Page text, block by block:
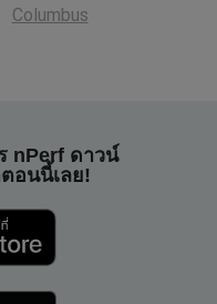
Columbus
nPerf ดาวน์
อนนี้เลย!